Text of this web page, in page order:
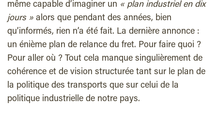
même capable d’imaginer un « plan industriel en dix
jours » alors que pendant des années, bien
qu’informés, rien n’a été fait. La dernière annonce :
un énième plan de relance du fret. Pour faire quoi ?
Pour aller où ? Tout cela manque singulièrement de
cohérence et de vision structurée tant sur le plan de
la politique des transports que sur celui de la
politique industrielle de notre pays.